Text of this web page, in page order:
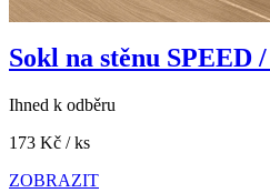
Sokl na stěnu SPEED
Ihned k odběru
173 Kč / ks
ZOBRAZIT